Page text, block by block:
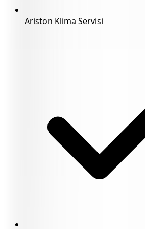
Ariston Klima Servisi